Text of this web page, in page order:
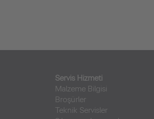
Servis Hizmeti
Malzeme Bilgisi
Broşürler
Teknik Servisler